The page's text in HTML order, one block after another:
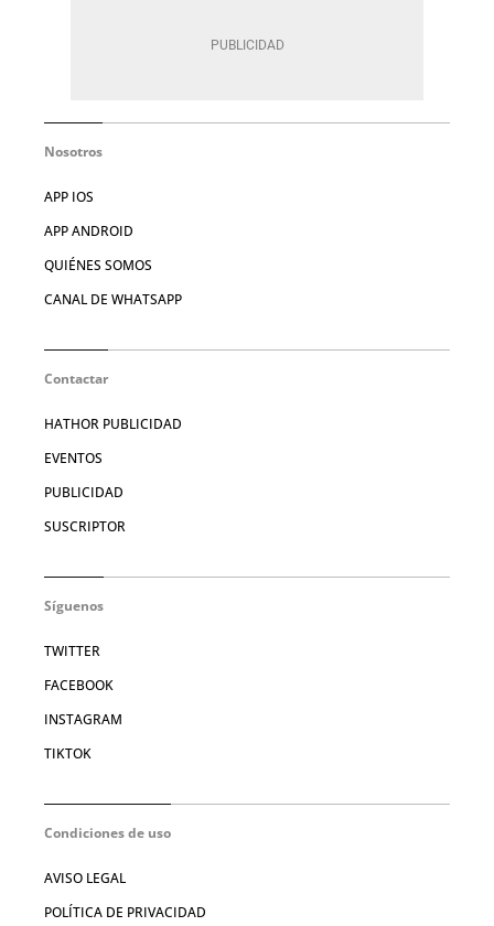
Nosotros
APP IOS
APP ANDROID
QUIÉNES SOMOS
CANAL DE WHATSAPP
Contactar
HATHOR PUBLICIDAD
EVENTOS
PUBLICIDAD
SUSCRIPTOR
Síguenos
TWITTER
FACEBOOK
INSTAGRAM
TIKTOK
Condiciones de uso
AVISO LEGAL
POLÍTICA DE PRIVACIDAD